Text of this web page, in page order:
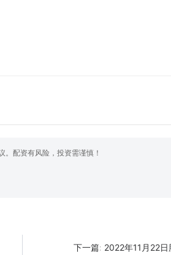
配资有风险，投资需谨慎！
下一篇: 2022年11月22